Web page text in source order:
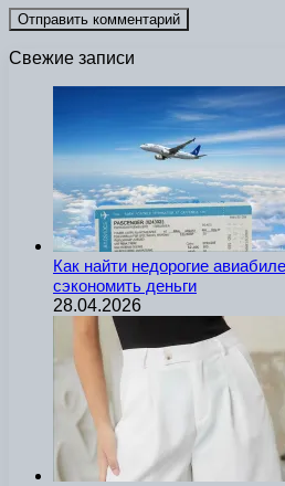
Свежие записи
Как найти недорогие
сэкономить деньги
28.04.2026